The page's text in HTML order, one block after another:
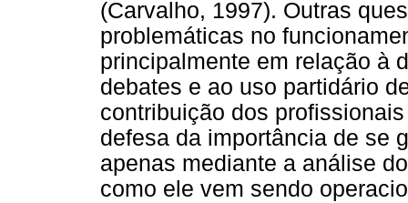
(Carvalho, 1997). Outras
problemáticas no
principalmente em relação à
debates e ao uso partidário
contribuição dos
defesa da importância de se
apenas mediante a análise
como ele vem sendo